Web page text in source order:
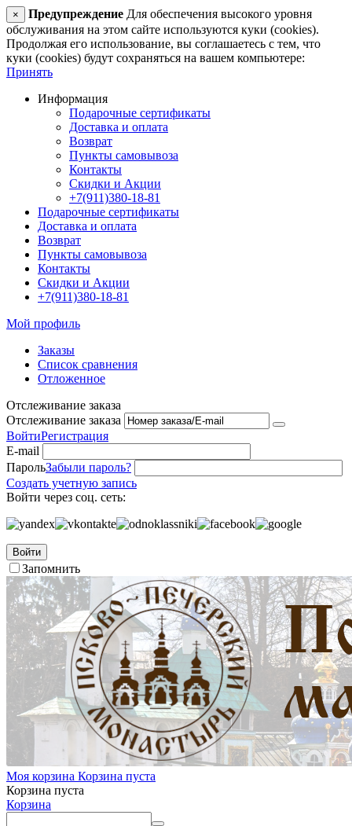
× Предупреждение Для обеспечения высокого уровня
обслуживания на этом сайте используются куки (cookies).
Продолжая его использование, вы соглашаетесь с тем, что
куки (cookies) будут сохраняться на вашем компьютере:
Принять
Информация
Подарочные сертификаты
Доставка и оплата
Возврат
Пункты самовывоза
Контакты
Скидки и Акции
+7(911)380-18-81
Подарочные сертификаты
Доставка и оплата
Возврат
Пункты самовывоза
Контакты
Скидки и Акции
+7(911)380-18-81
Мой профиль
Заказы
Список сравнения
Отложенное
Отслеживание заказа
Отслеживание заказа
ВойтиРегистрация
E-mail
ПарольЗабыли пароль?
Создать учетную запись
Войти через соц. сеть:
Войти
Запомнить
Моя корзина Корзина пуста
Корзина пуста
Корзина